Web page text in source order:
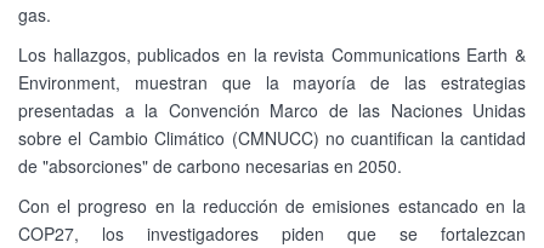
gas.
Los hallazgos, publicados en la revista Communications Earth &
Environment, muestran que la mayoría de las estrategias
presentadas a la Convención Marco de las Naciones Unidas
sobre el Cambio Climático (CMNUCC) no cuantifican la cantidad
de "absorciones" de carbono necesarias en 2050.
Con el progreso en la reducción de emisiones estancado en la
COP27, los investigadores piden que se fortalezcan